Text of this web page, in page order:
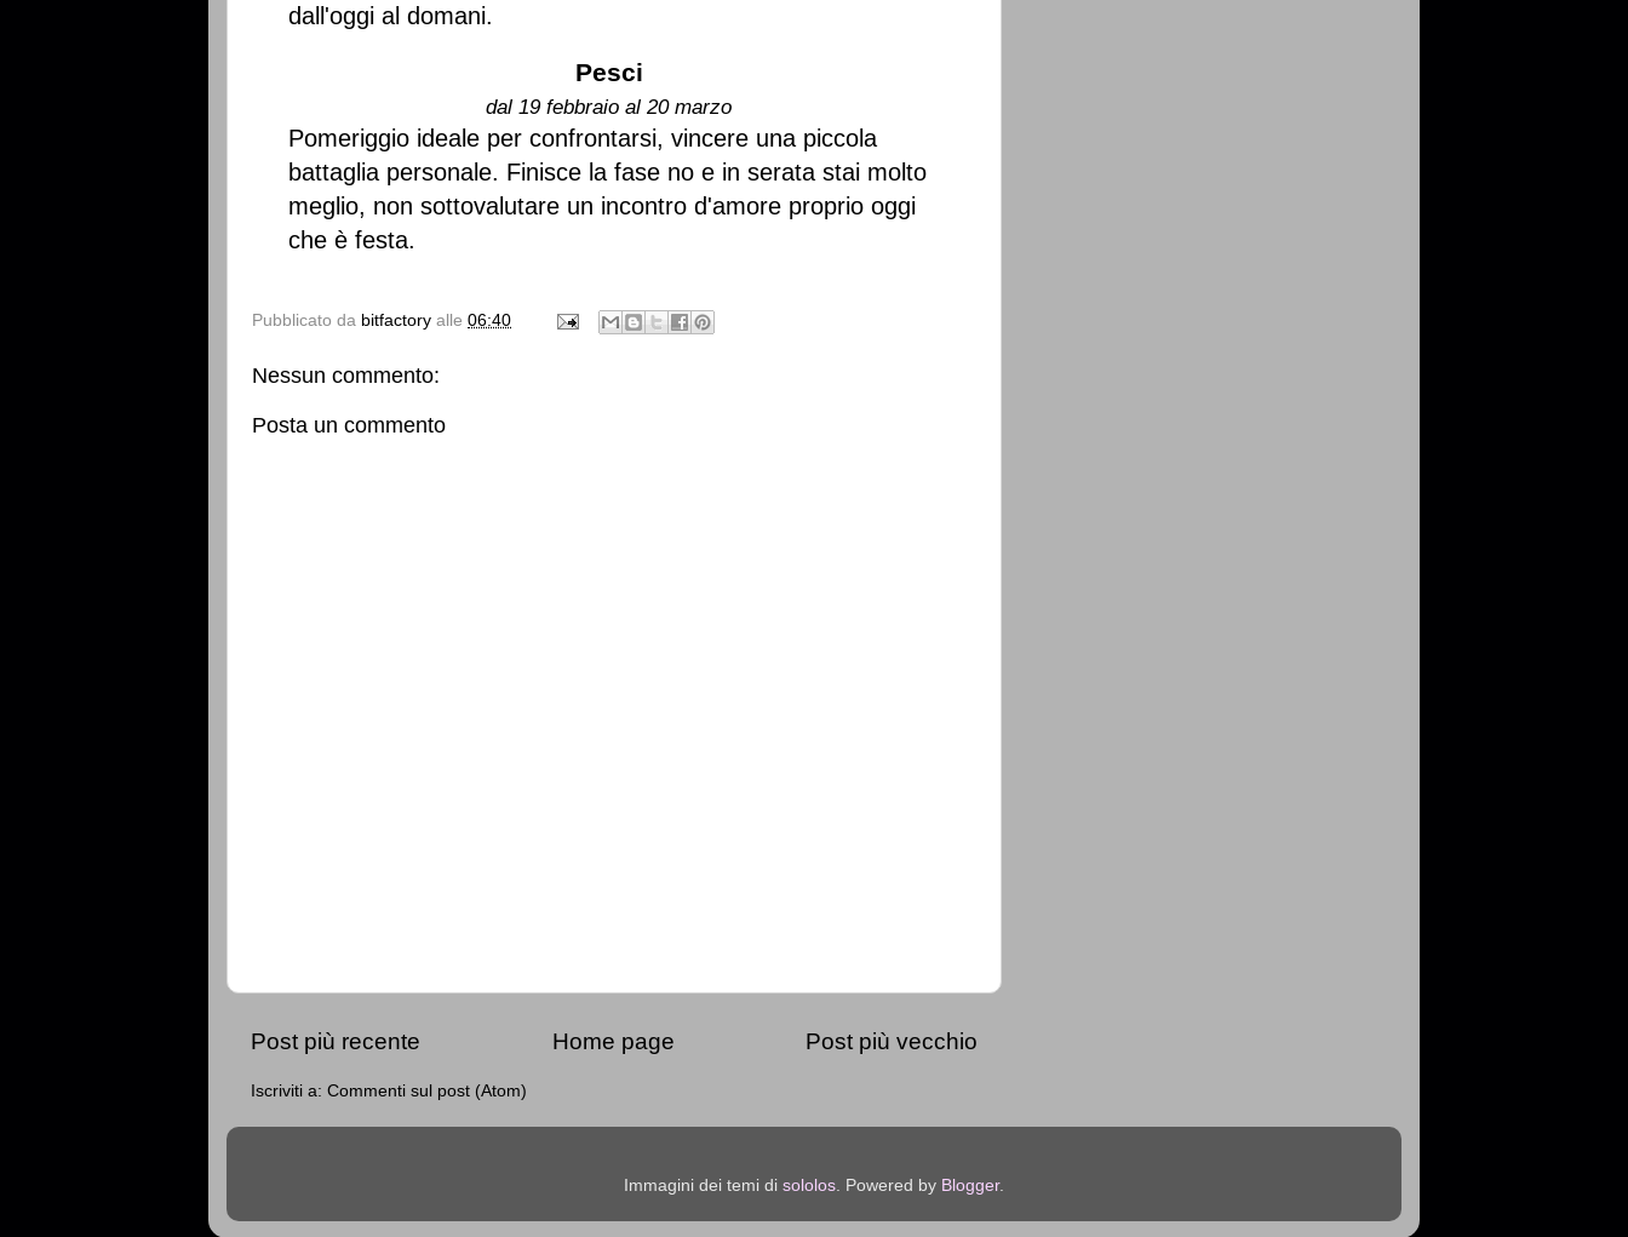
dall'oggi al domani.
Pesci
dal 19 febbraio al 20 marzo
Pomeriggio ideale per confrontarsi, vincere una piccola
battaglia personale. Finisce la fase no e in serata stai molto
meglio, non sottovalutare un incontro d'amore proprio oggi
che è festa.
Pubblicato da bitfactory alle 06:40
Nessun commento:
Posta un commento
Post più recente Post più vecchio
Home page
Iscriviti a: Commenti sul post (Atom)
Immagini dei temi di sololos . Powered by Blogger.